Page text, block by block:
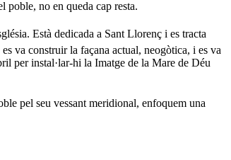
poble, no en queda cap resta.
Està dedicada a Sant Llorenç i es tracta
va construir la façana actual, neogòtica, i es va
per instal·lar-hi la Imatge de la Mare de Déu
pel seu vessant meridional, enfoquem una